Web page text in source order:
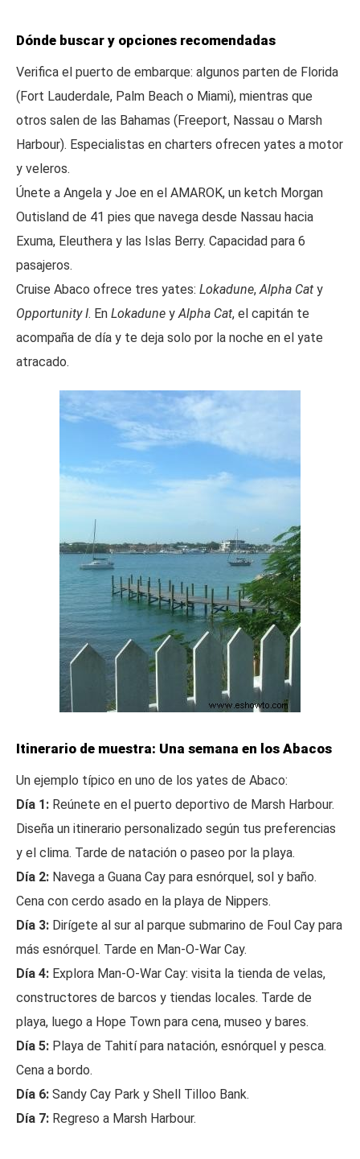
Dónde buscar y opciones recomendadas
Verifica el puerto de embarque: algunos parten de Florida
(Fort Lauderdale, Palm Beach o Miami), mientras que
otros salen de las Bahamas (Freeport, Nassau o Marsh
Harbour). Especialistas en charters ofrecen yates a motor
y veleros.
Únete a Angela y Joe en el AMAROK, un ketch Morgan
Outisland de 41 pies que navega desde Nassau hacia
Exuma, Eleuthera y las Islas Berry. Capacidad para 6
pasajeros.
Cruise Abaco ofrece tres yates: Lokadune,Alpha Cat y
Opportunity I. En Lokadune yAlpha Cat, el capitán te
acompaña de día y te deja solo por la noche en el yate
atracado.
Itinerario de muestra: Una semana en los Abacos
Un ejemplo típico en uno de los yates de Abaco:
Día 1: Reúnete en el puerto deportivo de Marsh Harbour.
Diseña un itinerario personalizado según tus preferencias
y el clima. Tarde de natación o paseo por la playa.
Día 2: Navega a Guana Cay para esnórquel, sol y baño.
Cena con cerdo asado en la playa de Nippers.
Día 3: Dirígete al sur al parque submarino de Foul Cay para
más esnórquel. Tarde en Man-O-War Cay.
Día 4: Explora Man-O-War Cay: visita la tienda de velas,
constructores de barcos y tiendas locales. Tarde de
playa, luego a Hope Town para cena, museo y bares.
Día 5: Playa de Tahití para natación, esnórquel y pesca.
Cena a bordo.
Día 6: Sandy Cay Park y Shell Tilloo Bank.
Día 7: Regreso a Marsh Harbour.